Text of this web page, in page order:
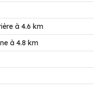
à 4.6 km
à 4.8 km